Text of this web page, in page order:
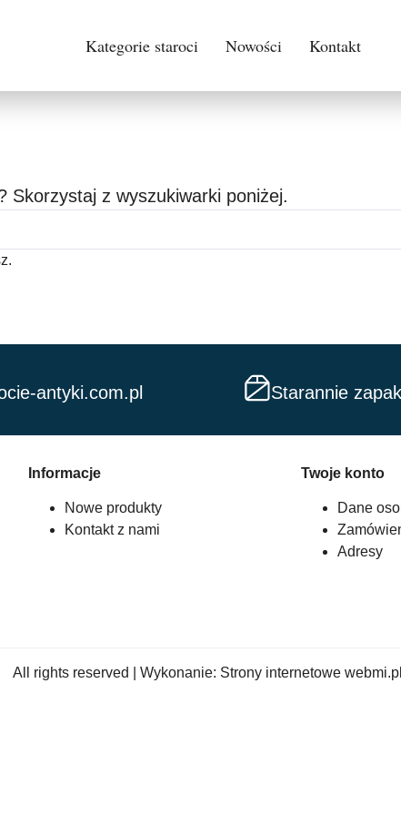
Kategorie staroci Nowości Kontakt
Skorzystaj z wyszukiwarki poniżej.
antyki.com.pl Starannie
Informacje
Nowe produkty
Kontakt z nami
Twoje konto
Dane
Adresy
All rights reserved | Wykonanie: Strony internetowe webmi.pl